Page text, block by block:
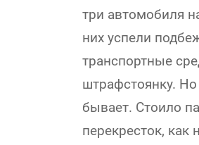
три автомобиля
них успели
транспортные
штрафстоянку. Но
бывает. Стоило
перекресток,